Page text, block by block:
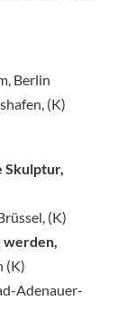
Berlin
(K)
Skulptur,
(K)
(K)
Adenauer-